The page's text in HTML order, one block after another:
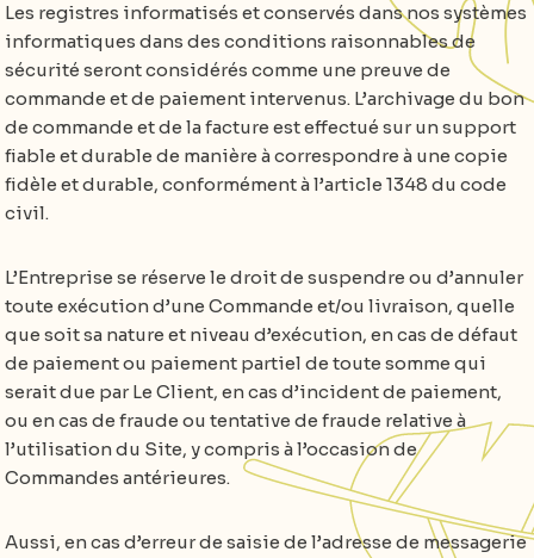
Les registres informatisés et conservés dans nos systèmes
informatiques dans des conditions raisonnables de
sécurité seront considérés comme une preuve de
commande et de paiement intervenus. L’archivage du bon
de commande et de la facture est effectué sur un support
fiable et durable de manière à correspondre à une copie
fidèle et durable, conformément à l’article 1348 du code
civil.
L’Entreprise se réserve le droit de suspendre ou d’annuler
toute exécution d’une Commande et/ou livraison, quelle
que soit sa nature et niveau d’exécution, en cas de défaut
de paiement ou paiement partiel de toute somme qui
serait due par Le Client, en cas d’incident de paiement,
ou en cas de fraude ou tentative de fraude relative à
l’utilisation du Site, y compris à l’occasion de
Commandes antérieures.
Aussi, en cas d’erreur de saisie de l’adresse de messagerie